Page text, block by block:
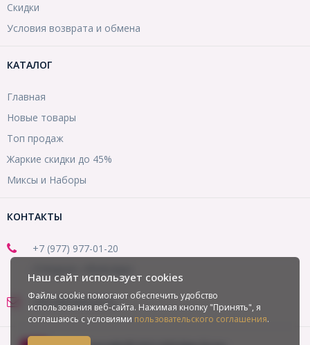
Скидки
Условия возврата и обмена
КАТАЛОГ
Главная
Новые товары
Топ продаж
Жаркие скидки до 45%
Миксы и Наборы
КОНТАКТЫ
+7 (977) 977-01-20
office@mirbusin.ru
Наш сайт использует cookies
Файлы cookie помогают обеспечить удобство
использования веб-сайта. Нажимая кнопку "Принять", я
соглашаюсь с условиями пользовательского соглашения.